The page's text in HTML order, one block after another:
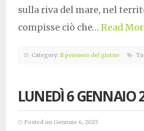
sulla riva del mare, nel
compisse ciò che… Read
Category: Il pensiero del giorno
LUNEDÌ 6 GENNAIO
Posted on Gennaio 6, 2025